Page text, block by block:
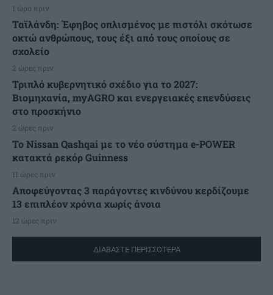
1 ώρα πριν
Ταϊλάνδη: Έφηβος οπλισμένος με πιστόλι σκότωσε
οκτώ ανθρώπους, τους έξι από τους οποίους σε
σχολείο
2 ώρες πριν
Τριπλό κυβερνητικό σχέδιο για το 2027:
Βιομηχανία, myAGRO και ενεργειακές επενδύσεις
στο προσκήνιο
2 ώρες πριν
Το Nissan Qashqai με το νέο σύστημα e-POWER
κατακτά ρεκόρ Guinness
11 ώρες πριν
Αποφεύγοντας 3 παράγοντες κινδύνου κερδίζουμε
13 επιπλέον χρόνια χωρίς άνοια
12 ώρες πριν
ΔΙΑΒΑΣΤΕ ΠΕΡΙΣΣΟΤΕΡΑ